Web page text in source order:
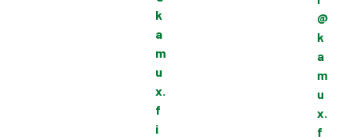
k
a
m
u
x.
f
i
@
k
a
m
u
x.
f